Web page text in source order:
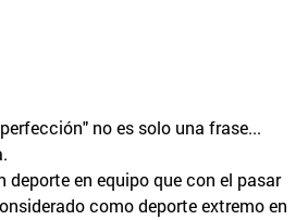
no es solo una frase...
deporte en equipo que con el pasar
como deporte extremo en